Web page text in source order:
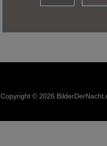
Copyright © 2026